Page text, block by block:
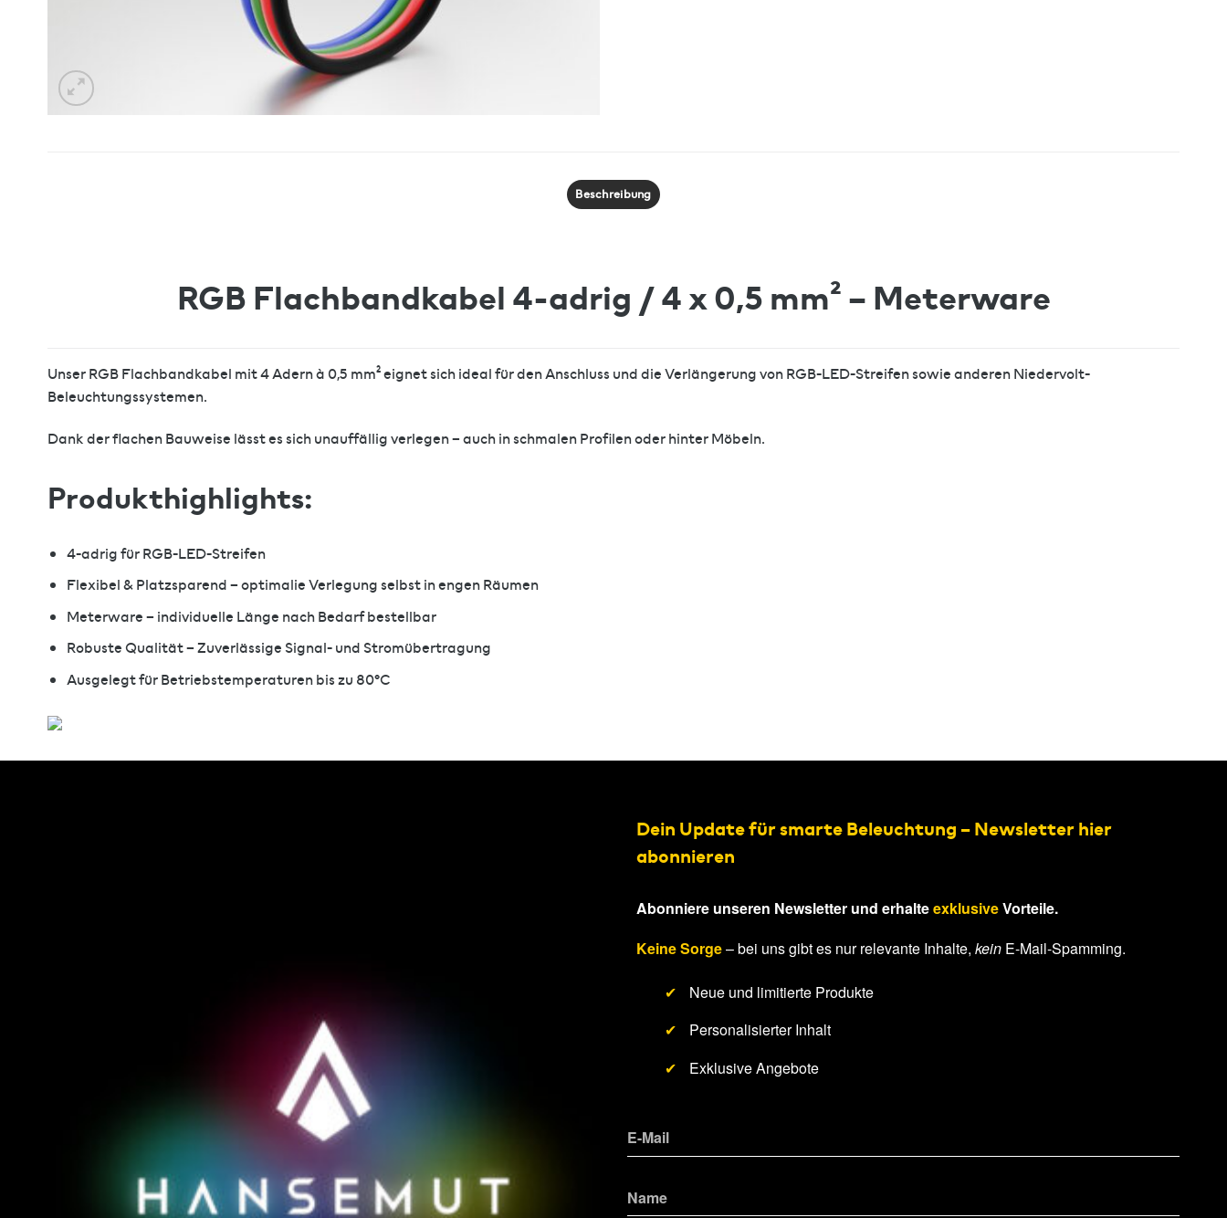
Beschreibung
RGB Flachbandkabel 4-adrig / 4 x 0,5 mm² – Meterware
Unser RGB Flachbandkabel mit 4 Adern à 0,5 mm² eignet sich ideal für den Anschluss und die Verlängerung von RGB-LED-Streifen sowie anderen Niedervolt-
Beleuchtungssystemen.
Dank der flachen Bauweise lässt es sich unauffällig verlegen – auch in schmalen Profilen oder hinter Möbeln.
Produkthighlights:
4-adrig für RGB-LED-Streifen
Flexibel & Platzsparend – optimalie Verlegung selbst in engen Räumen
Meterware – individuelle Länge nach Bedarf bestellbar
Robuste Qualität – Zuverlässige Signal- und Stromübertragung
Ausgelegt für Betriebstemperaturen bis zu 80°C
Dein Update für smarte Beleuchtung – Newsletter hier
abonnieren
Abonniere unseren Newsletter und erhalteexklusiveVorteile.
Keine Sorge– bei uns gibt es nur relevante Inhalte, kein E-Mail-Spamming.
✔
Neue und limitierte Produkte
✔
Personalisierter Inhalt
✔
Exklusive Angebote